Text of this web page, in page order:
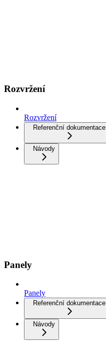
Rozvržení
Rozvržení
Referenční dokumentace
Návody
Panely
Panely
Referenční dokumentace
Návody